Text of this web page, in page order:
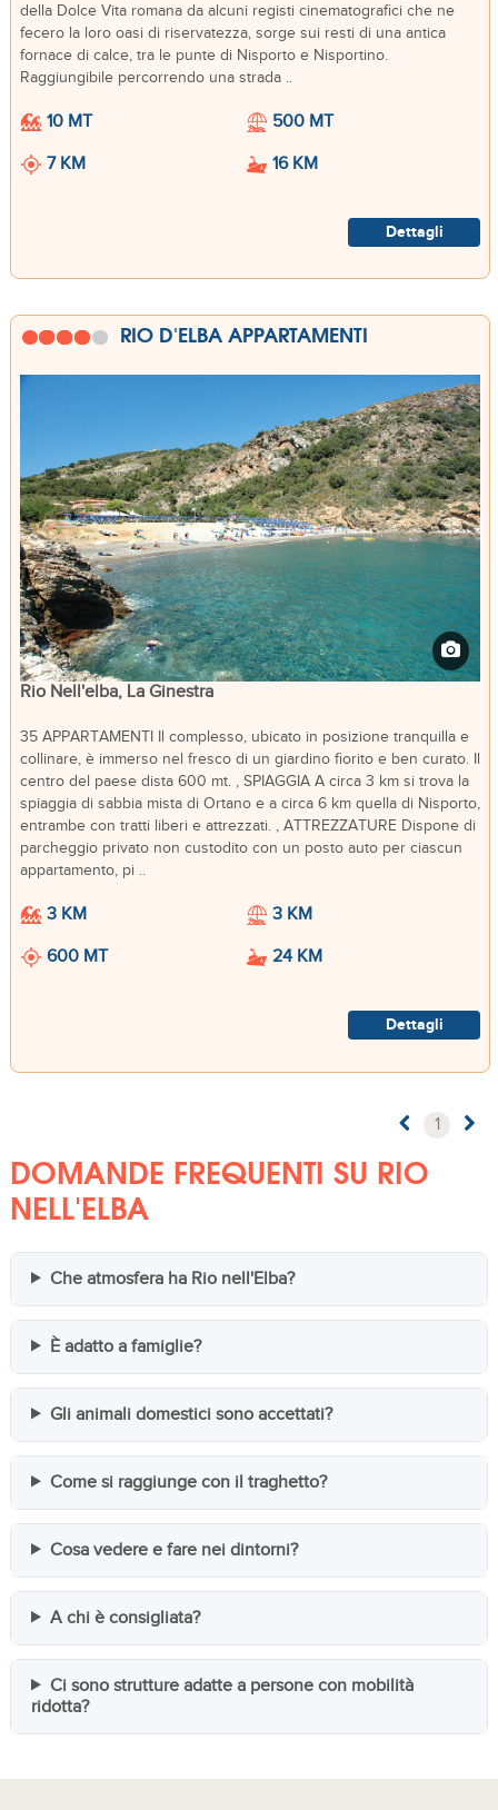
della Dolce Vita romana da alcuni registi cinematografici che ne
fecero la loro oasi di riservatezza, sorge sui resti di una antica
fornace di calce, tra le punte di Nisporto e Nisportino.
Raggiungibile percorrendo una strada ..
10 MT
500 MT
7 KM
16 KM
Dettagli
RIO D'ELBA APPARTAMENTI
Rio Nell'elba, La Ginestra
35 APPARTAMENTI Il complesso, ubicato in posizione tranquilla e
collinare, è immerso nel fresco di un giardino fiorito e ben curato. Il
centro del paese dista 600 mt. , SPIAGGIA A circa 3 km si trova la
spiaggia di sabbia mista di Ortano e a circa 6 km quella di Nisporto,
entrambe con tratti liberi e attrezzati. , ATTREZZATURE Dispone di
parcheggio privato non custodito con un posto auto per ciascun
appartamento, pi ..
3 KM
3 KM
600 MT
24 KM
Dettagli
1
DOMANDE FREQUENTI SU RIO
NELL'ELBA
Che atmosfera ha Rio nell'Elba?
È adatto a famiglie?
Gli animali domestici sono accettati?
Come si raggiunge con il traghetto?
Cosa vedere e fare nei dintorni?
A chi è consigliata?
Ci sono strutture adatte a persone con mobilità
ridotta?